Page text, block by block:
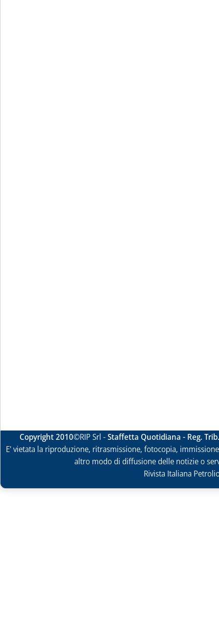
Copyright 2010©RIP Srl -Staffetta Quotidiana - Reg.
E' vietata la riproduzione, ritrasmissione, fotocopia,
altro modo di diffusione delle notizie o
Rivista Italiana